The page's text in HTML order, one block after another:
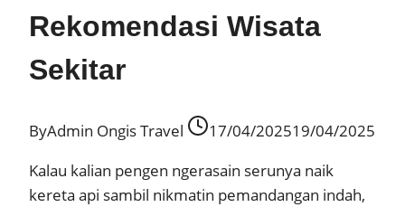
Rekomendasi Wisata
Sekitar
ByAdmin Ongis Travel 17/04/202519/04/2025
Kalau kalian pengen ngerasain serunya naik
kereta api sambil nikmatin pemandangan indah,